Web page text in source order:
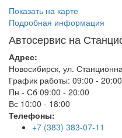
Показать на карте
Подробная информация
Автосервис на
Адрес:
Новосибирск, ул.
График работы: 09:00 - 20:00
Пн - Сб 09:00 - 20:00
Вс 10:00 - 18:00
Телефоны:
+7 (383) 383-07-11